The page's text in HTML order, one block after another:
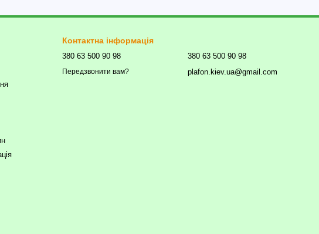
Контактна інформація
380 63 500 90 98
Передзвонити вам?
380 63 500 90 98
plafon.kiev.ua@gmail.com